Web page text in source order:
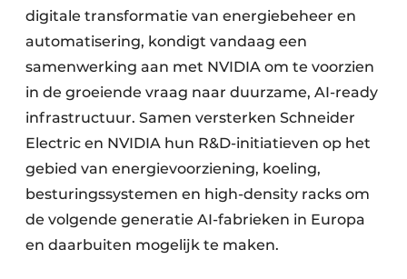
digitale transformatie van energiebeheer en
automatisering, kondigt vandaag een
samenwerking aan met NVIDIA om te voorzien
in de groeiende vraag naar duurzame, AI-ready
infrastructuur. Samen versterken Schneider
Electric en NVIDIA hun R&D-initiatieven op het
gebied van energievoorziening, koeling,
besturingssystemen en high-density racks om
de volgende generatie AI-fabrieken in Europa
en daarbuiten mogelijk te maken.